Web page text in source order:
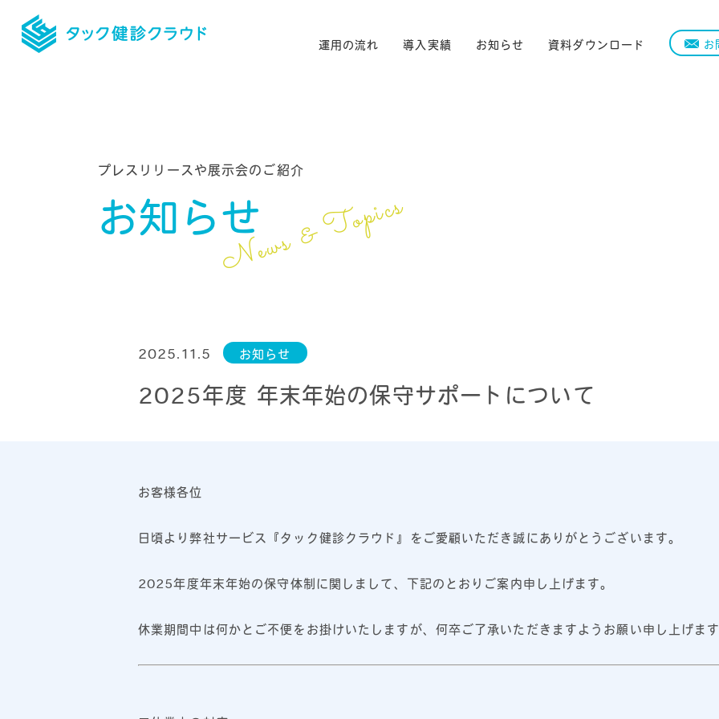
運用の流れ 導入実績 お知らせ 資料ダウンロード お
プレスリリースや展示会のご紹介
お知らせNews & Topics
2025.11.5 お知らせ
2025年度 年末年始の保守サポートについて
お客様各位
日頃より弊社サービス『タック健診クラウド』をご愛顧いただき誠にありがとうございます。
2025年度年末年始の保守体制に関しまして、下記のとおりご案内申し上げます。
休業期間中は何かとご不便をお掛けいたしますが、何卒ご了承いただきますようお願い申し上げま